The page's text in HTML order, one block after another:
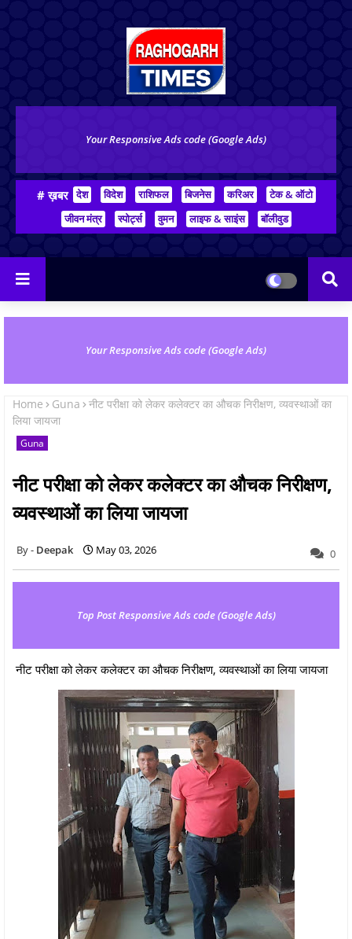
Your Responsive Ads code (Google Ads)
# ख़बर देश विदेश राशिफल बिजनेस करिअर
टेक & ऑटो
जीवन मंत्र
स्पोर्ट्स वुमन लाइफ & साइंस बॉलीवुड
Your Responsive Ads code (Google Ads)
Home Guna
नीट परीक्षा को लेकर कलेक्टर का औचक निरीक्षण, व्यवस्थाओं का
लिया जायजा
Guna
नीट परीक्षा को लेकर कलेक्टर का औचक निरीक्षण,
व्यवस्थाओं का लिया जायजा
Deepak May 03, 2026 0
Top Post Responsive Ads code (Google Ads)
नीट परीक्षा को लेकर कलेक्टर का औचक निरीक्षण, व्यवस्थाओं का लिया जायजा